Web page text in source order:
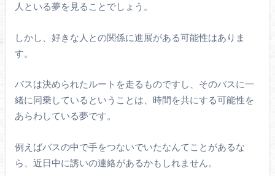
人といる夢を見ることでしょう。
しかし、好きな人との関係に進展がある可能性はありま
す。
バスは決められたルートを走るものですし、そのバスに一
緒に同乗しているということは、時間を共にする可能性を
あらわしている夢です。
例えばバスの中で手をつないでいたなんてことがあるな
ら、近日中に誘いの連絡があるかもしれません。